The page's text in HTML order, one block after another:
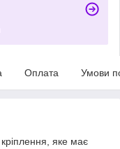
Оплата Умови
яке має